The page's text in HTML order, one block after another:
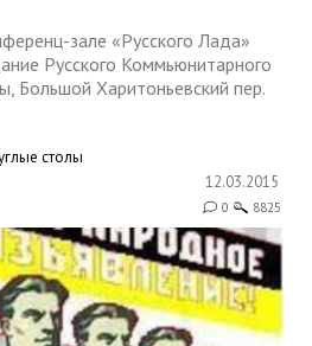
зале «Русского Лада»
Русского Коммьюнитарного
Большой Харитоньевский пер.
столы
12.03.2015
0 8825